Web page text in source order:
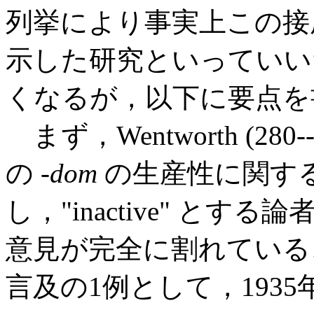
列挙により事実上この
示した研究といってい
くなるが，以下に要点
まず，Wentworth
の -dom の生産性に関す
し，"inactive" とする論
意見が完全に割れてい
言及の1例として，1935